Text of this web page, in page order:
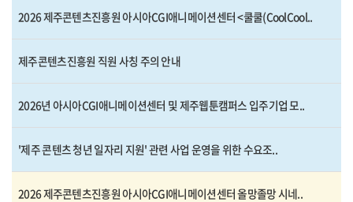
2026 제주콘텐츠진흥원 아시아CGI애니메이션센터 <쿨쿨(CoolCool..
제주콘텐츠진흥원 직원 사칭 주의 안내
2026년 아시아CGI애니메이션센터 및 제주웹툰캠퍼스 입주기업 모..
'제주 콘텐츠 청년 일자리 지원' 관련 사업 운영을 위한 수요조..
2026 제주콘텐츠진흥원 아시아CGI애니메이션센터 올망졸망 시네..